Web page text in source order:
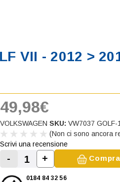
VII - 2012 >
49,98€
VOLKSWAGEN SKU: VW7037 GOLF-
(Non ci sono ancora
Scrivi una recensione
Diminuisci la quantità di
-
Aumenta la
+ Compra
0184 84 32 56